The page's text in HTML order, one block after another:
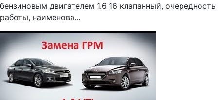
бензиновым двигателем 1.6 16 клапанный, очередность
работы, наименова...